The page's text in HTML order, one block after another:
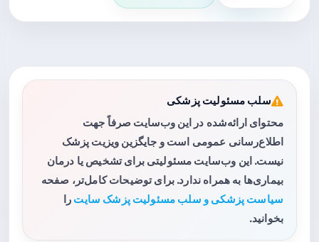
سلب مسئولیت پزشکی
محتوای ارائه‌شده در این وب‌سایت صرفاً جهت
اطلاع‌رسانی عمومی است و جایگزین ویزیت پزشک
نیست. این وب‌سایت مسئولیتی برای تشخیص یا درمان
بیماری‌ها به همراه ندارد. برای توضیحات کامل‌تر، صفحه
سیاست پزشکی و سلب مسئولیت پزشک سایت را
بخوانید.